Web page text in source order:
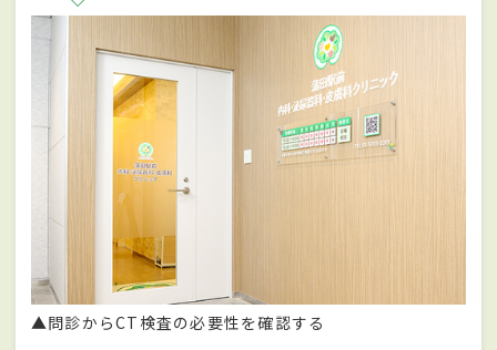
▲問診からCT検査の必要性を確認する